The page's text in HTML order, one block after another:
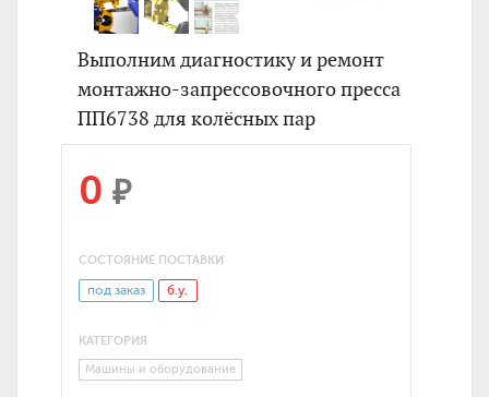
Выполним диагностику и ремонт
монтажно-запрессовочного пресса
ПП6738 для колёсных пар
0 ₽
СОСТОЯНИЕ ПОСТАВКИ
под заказ б.у.
КАТЕГОРИЯ
Машины и оборудование